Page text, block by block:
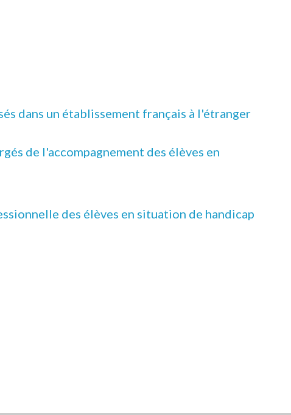
dans un établissement français à l'étranger
de l'accompagnement des élèves en
des élèves en situation de handicap